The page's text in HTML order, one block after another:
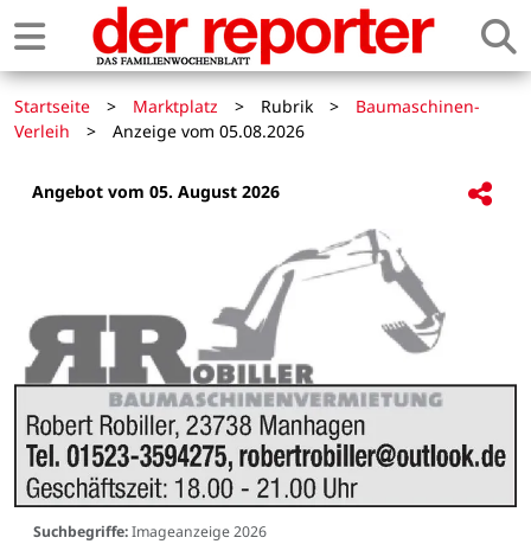
Startseite > Marktplatz > Rubrik >
Baumaschinen-
Verleih
> Anzeige vom 05.08.2026
Angebot vom 05. August 2026
Suchbegriffe:Imageanzeige 2026